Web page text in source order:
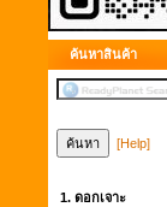
ค้นหาสินค้า
[Help]
1. ดอกเจาะ